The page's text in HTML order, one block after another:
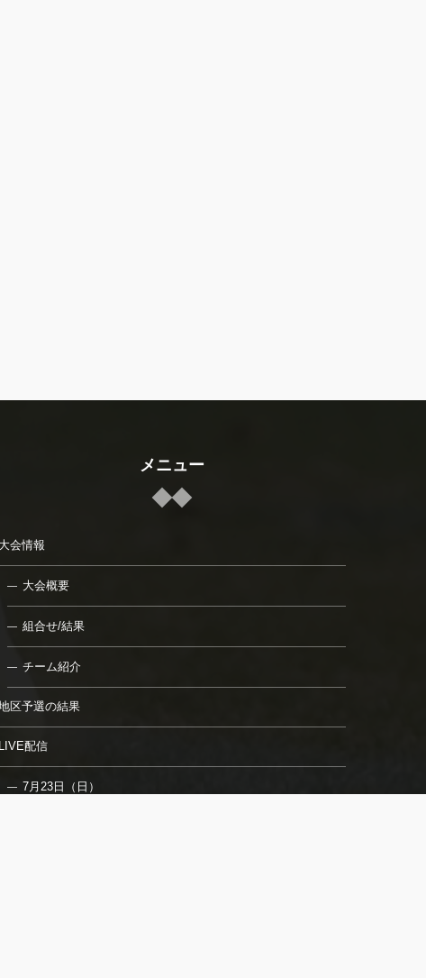
メニュー
大会情報
大会概要
組合せ/結果
チーム紹介
区予選の結果
LIVE配信
7月23日（日）